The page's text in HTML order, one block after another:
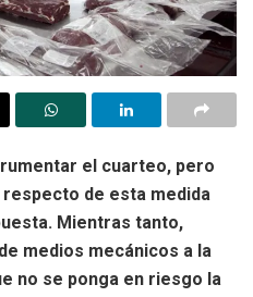
el cuarteo, pero
de esta medida
Mientras tanto,
medios mecánicos a la
no se ponga en riesgo la